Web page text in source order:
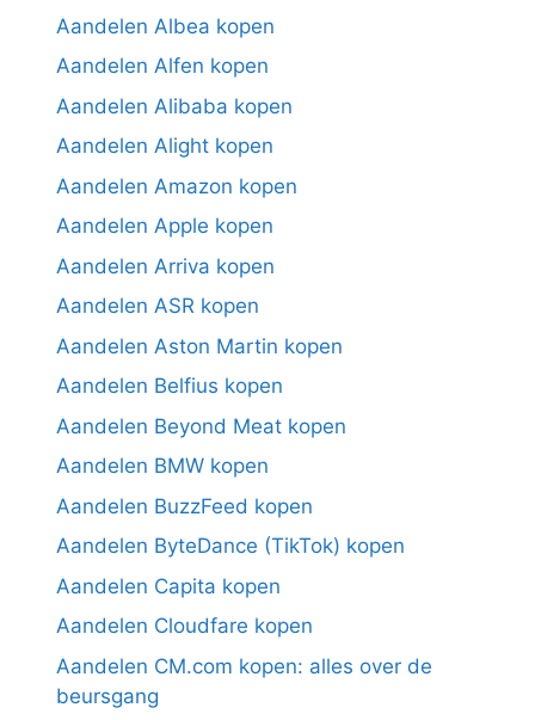
Aandelen Albea kopen
Aandelen Alfen kopen
Aandelen Alibaba kopen
Aandelen Alight kopen
Aandelen Amazon kopen
Aandelen Apple kopen
Aandelen Arriva kopen
Aandelen ASR kopen
Aandelen Aston Martin kopen
Aandelen Belfius kopen
Aandelen Beyond Meat kopen
Aandelen BMW kopen
Aandelen BuzzFeed kopen
Aandelen ByteDance (TikTok) kopen
Aandelen Capita kopen
Aandelen Cloudfare kopen
Aandelen CM.com kopen: alles over de
beursgang